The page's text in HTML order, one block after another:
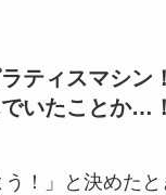
ティスマシン
いたことか…！
う！」と決めた